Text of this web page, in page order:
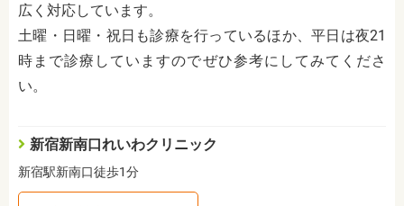
広く対応しています。
土曜・日曜・祝日も診療を行っているほか、平日は夜21
時まで診療していますのでぜひ参考にしてみてくださ
い。
新宿新南口れいわクリニック
新宿駅新南口徒歩1分